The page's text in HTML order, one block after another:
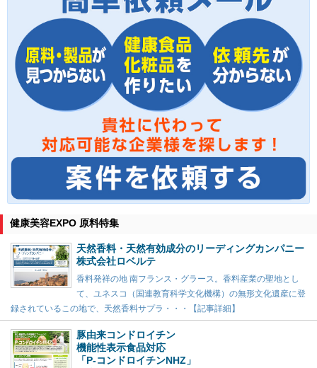
健康美容EXPO 原料特集
天然香料・天然有効成分のリーディングカンパニー
株式会社ロベルテ
香料発祥の地 南フランス・グラース。香料産業の聖地とし
て、ユネスコ（国連教育科学文化機構）の無形文化遺産に登
録されているこの地で、天然香料サプラ・・・【記事詳細】
豚由来コンドロイチン
機能性表示食品対応
「P-コンドロイチンNHZ」